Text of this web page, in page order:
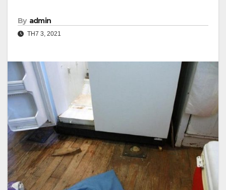
By admin
TH7 3, 2021